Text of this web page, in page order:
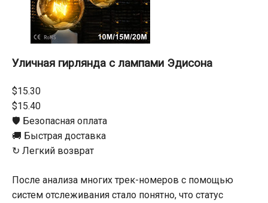
Уличная гирлянда с лампами Эдисона
$15.30
$15.40
🛡️ Безопасная оплата
🚚 Быстрая доставка
↻ Легкий возврат
После анализа многих трек-номеров с помощью
систем отслеживания стало понятно, что статус